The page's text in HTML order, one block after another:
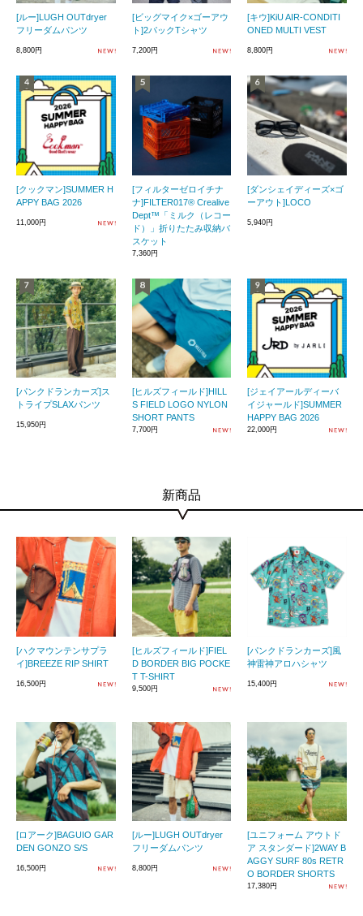
[ルー]LUGH OUTdryer
フリーダムパンツ
8,800円
[ビッグマイク×ゴーアウ
ト]2パックTシャツ
7,200円
[キウ]KiU AIR-CONDITI
ONED MULTI VEST
8,800円
[クックマン]SUMMER H
APPY BAG 2026
11,000円
[フィルターゼロイチナ
ナ]FILTER017® Crealive
Dept™「ミルク（レコー
ド）」折りたたみ収納バ
スケット
7,360円
[ダンシェイディーズ×ゴ
ーアウト]LOCO
5,940円
[パンクドランカーズ]ス
トライプSLAXパンツ
15,950円
[ヒルズフィールド]HILL
S FIELD LOGO NYLON
SHORT PANTS
7,700円
[ジェイアールディーバ
イジャールド]SUMMER
HAPPY BAG 2026
22,000円
新商品
[ハクマウンテンサプラ
イ]BREEZE RIP SHIRT
16,500円
[ヒルズフィールド]FIEL
D BORDER BIG POCKE
T T-SHIRT
9,500円
[パンクドランカーズ]風
神雷神アロハシャツ
15,400円
[ロアーク]BAGUIO GAR
DEN GONZO S/S
16,500円
[ルー]LUGH OUTdryer
フリーダムパンツ
8,800円
[ユニフォーム アウトド
ア スタンダード]2WAY B
AGGY SURF 80s RETR
O BORDER SHORTS
17,380円